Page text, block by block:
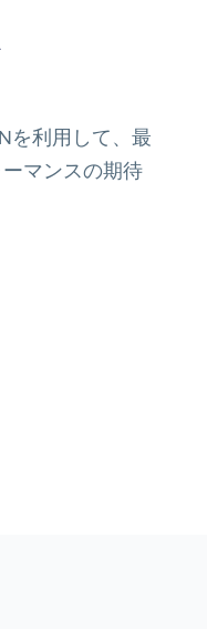
を利用して、最
マンスの期待